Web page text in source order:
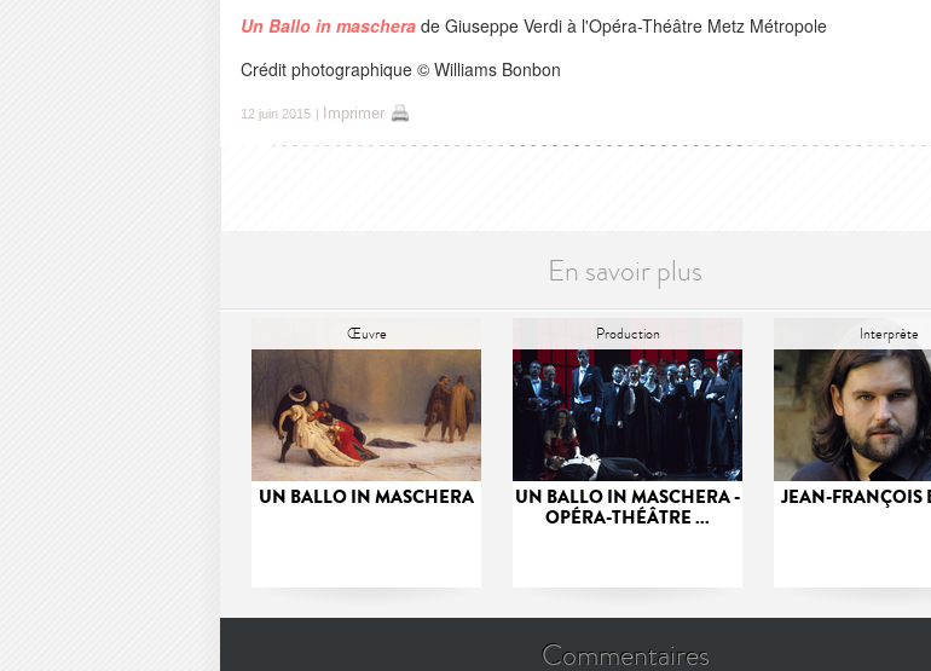
Un Ballo in maschera de Giuseppe Verdi à l'Opéra-Théâtre Metz Métropole
Crédit photographique © Williams Bonbon
12 juin 2015 | Imprimer
En savoir plus
Œuvre
UN BALLO IN MASCHERA
Production
UN BALLO IN MASCHERA -
OPÉRA-THÉÂTRE ...
Interprète
JEAN-FRANÇOIS
Commentaires